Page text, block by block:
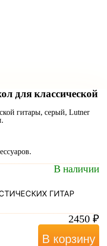
для классической
2450 ₽
гитары, серый, Lutner
В наличии
В корзину
ГИТАР